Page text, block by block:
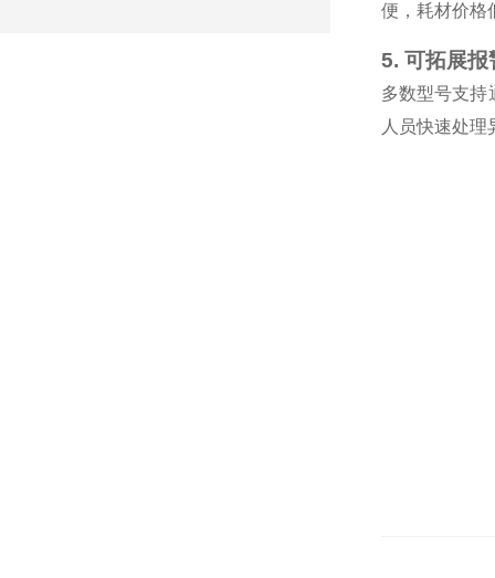
便，耗材价格
5. 可拓展报
多数型号支持
人员快速处